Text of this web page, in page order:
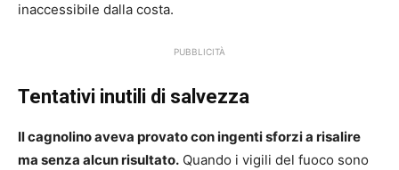
inaccessibile dalla costa.
PUBBLICITÀ
Tentativi inutili di salvezza
Il cagnolino aveva provato con ingenti sforzi a risalire
ma senza alcun risultato. Quando i vigili del fuoco sono